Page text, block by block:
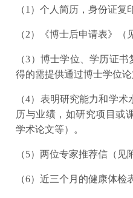
（1）个人简历，身份证复
（2）《博士后申请表》（
（3）博士学位、学历证
得的需提供通过博士学位
（4）表明研究能力和学
历与业绩，如研究项目或
学术论文等）。
（5）两位专家推荐信（见
（6）近三个月的健康体检